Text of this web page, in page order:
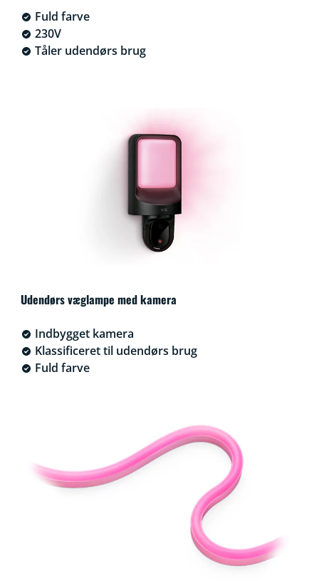
Fuld farve
230V
Tåler udendørs brug
Udendørs væglampe med kamera
Indbygget kamera
Klassificeret til udendørs brug
Fuld farve